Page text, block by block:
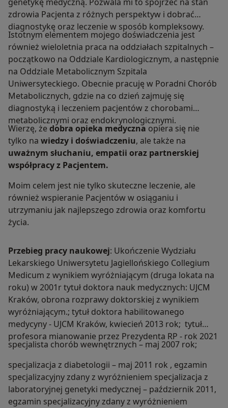
genetykę medyczną. Pozwala mi to spojrzeć na stan
zdrowia Pacjenta z różnych perspektyw i dobrać
diagnostykę oraz leczenie w sposób kompleksowy.
Istotnym elementem mojego doświadczenia jest
również wieloletnia praca na oddziałach szpitalnych –
początkowo na Oddziale Kardiologicznym, a następnie
na Oddziale Metabolicznym Szpitala
Uniwersyteckiego. Obecnie pracuję w Poradni Chorób
Metabolicznych, gdzie na co dzień zajmuję się
diagnostyką i leczeniem pacjentów z chorobami
metabolicznymi oraz endokrynologicznymi.
Wierzę, że dobra opieka medyczna opiera się nie
tylko na wiedzy i doświadczeniu, ale także na
uważnym słuchaniu, empatii oraz partnerskiej
współpracy z Pacjentem.
Moim celem jest nie tylko skuteczne leczenie, ale
również wspieranie Pacjentów w osiąganiu i
utrzymaniu jak najlepszego zdrowia oraz komfortu
życia.
Przebieg pracy naukowej: Ukończenie Wydziału
Lekarskiego Uniwersytetu Jagiellońskiego Collegium
Medicum z wynikiem wyróżniającym (druga lokata na
roku) w 2001r tytuł doktora nauk medycznych: UJCM
Kraków, obrona rozprawy doktorskiej z wynikiem
wyróżniającym.; tytuł doktora habilitowanego
medycyny - UJCM Kraków, kwiecień 2013 rok; tytuł
profesora mianowanie przez Prezydenta RP - rok 2021
specjalista chorób wewnętrznych – maj 2007 rok;
specjalizacja z diabetologii – maj 2011 rok , egzamin
specjalizacyjny zdany z wyróżnieniem specjalizacja z
laboratoryjnej genetyki medycznej – październik 2011,
egzamin specjalizacyjny zdany z wyróżnieniem